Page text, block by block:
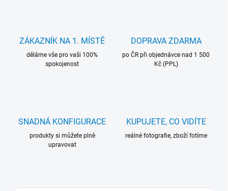
ZÁKAZNÍK NA 1. MÍSTĚ
děláme vše pro vaši 100%
spokojenost
DOPRAVA ZDARMA
po ČR při objednávce nad 1 500
Kč (PPL)
SNADNÁ KONFIGURACE
produkty si můžete plně
upravovat
KUPUJETE, CO VIDÍTE
reálné fotografie, zboží fotíme